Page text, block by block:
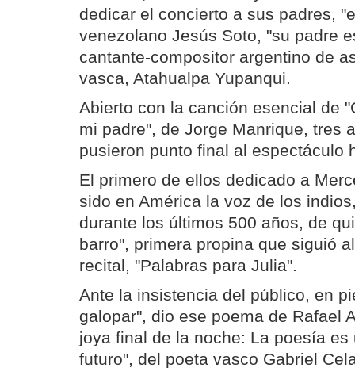
dedicar el concierto a sus padres,
venezolano Jesús Soto, "su padre
cantante-compositor argentino de
vasca, Atahualpa Yupanqui.
Abierto con la canción esencial de
mi padre", de Jorge Manrique, tres
pusieron punto final al espectáculo
El primero de ellos dedicado a
sido en América la voz de los
durante los últimos 500 años, de
barro", primera propina que siguió
recital, "Palabras para Julia".
Ante la insistencia del público, en
galopar", dio ese poema de Rafael
joya final de la noche: La poesía
futuro", del poeta vasco Gabriel